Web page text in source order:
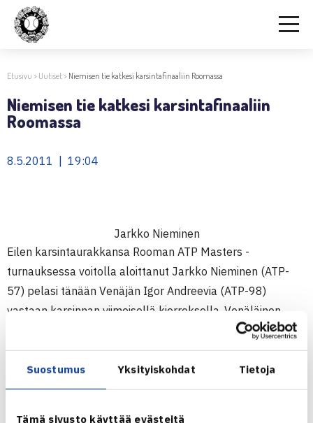
Suostumus Yksityiskohdat Tietoja
Tämä sivusto käyttää evästeitä
Etusivu > Uutiset> Niemisen tie katkesi karsintafinaaliin Roomassa
Niemisen tie katkesi karsintafinaaliin
Roomassa
8.5.2011 | 19:04
Jarkko Nieminen
Eilen karsintaurakkansa Rooman ATP Masters -
turnauksessa voitolla aloittanut Jarkko Nieminen (ATP-
57) pelasi tänään Venäjän Igor Andreevia (ATP-98)
vastaan karsinnan viimeisellä kierroksella. Venäläinen
kuitenkin pysäytti suomalaisen etenemisen suoraan
kahdessa erässä
ATP Masters 1000 -turnaus